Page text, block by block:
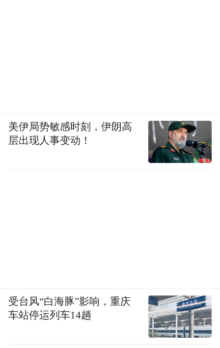
美伊局势敏感时刻，伊朗高
层出现人事变动！
受台风“白海豚”影响，重庆
车站停运列车14趟